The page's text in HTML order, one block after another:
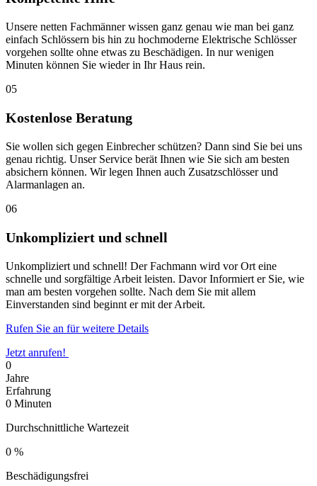
Unsere netten Fachmänner wissen ganz genau wie man bei ganz
einfach Schlössern bis hin zu hochmoderne Elektrische Schlösser
vorgehen sollte ohne etwas zu Beschädigen. In nur wenigen
Minuten können Sie wieder in Ihr Haus rein.
05
Kostenlose Beratung
Sie wollen sich gegen Einbrecher schützen? Dann sind Sie bei uns
genau richtig. Unser Service berät Ihnen wie Sie sich am besten
absichern können. Wir legen Ihnen auch Zusatzschlösser und
Alarmanlagen an.
06
Unkompliziert und schnell
Unkompliziert und schnell! Der Fachmann wird vor Ort eine
schnelle und sorgfältige Arbeit leisten. Davor Informiert er Sie, wie
man am besten vorgehen sollte. Nach dem Sie mit allem
Einverstanden sind beginnt er mit der Arbeit.
Rufen Sie an für weitere Details
Jetzt anrufen!
0
Jahre
Erfahrung
0 Minuten
Durchschnittliche Wartezeit
0 %
Beschädigungsfrei